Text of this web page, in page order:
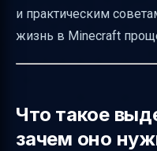
работы
Итог
и практическим
жизнь в Minecraft
Что такое
зачем оно